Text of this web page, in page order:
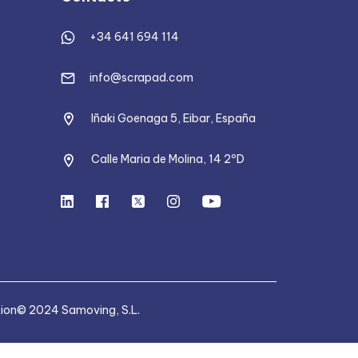
+34 641 694 114
info@scrapad.com
Iñaki Goenaga 5, Eibar, España
Calle Maria de Molina, 14 2ºD
© 2024 Samoving, S.L.